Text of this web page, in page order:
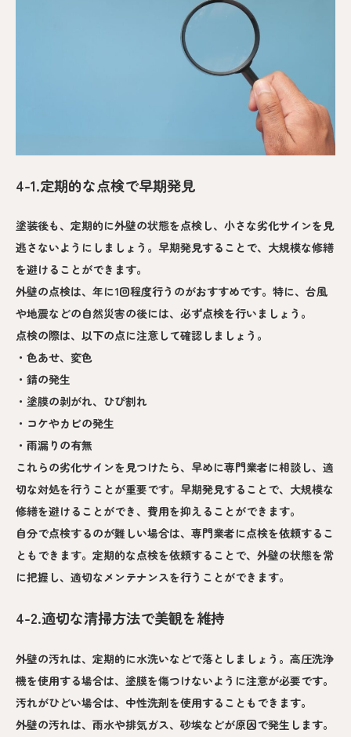
4-1.定期的な点検で早期発見
塗装後も、定期的に外壁の状態を点検し、小さな劣化サインを見
逃さないようにしましょう。早期発見することで、大規模な修繕
を避けることができます。
外壁の点検は、年に1回程度行うのがおすすめです。特に、台風
や地震などの自然災害の後には、必ず点検を行いましょう。
点検の際は、以下の点に注意して確認しましょう。
・色あせ、変色
・錆の発生
・塗膜の剥がれ、ひび割れ
・コケやカビの発生
・雨漏りの有無
これらの劣化サインを見つけたら、早めに専門業者に相談し、適
切な対処を行うことが重要です。早期発見することで、大規模な
修繕を避けることができ、費用を抑えることができます。
自分で点検するのが難しい場合は、専門業者に点検を依頼するこ
ともできます。定期的な点検を依頼することで、外壁の状態を常
に把握し、適切なメンテナンスを行うことができます。
4-2.適切な清掃方法で美観を維持
外壁の汚れは、定期的に水洗いなどで落としましょう。高圧洗浄
機を使用する場合は、塗膜を傷つけないように注意が必要です。
汚れがひどい場合は、中性洗剤を使用することもできます。
外壁の汚れは、雨水や排気ガス、砂埃などが原因で発生します。